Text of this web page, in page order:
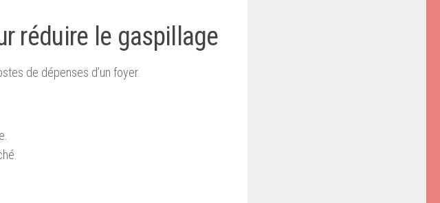
réduire le gaspillage
de dépenses d’un foyer.